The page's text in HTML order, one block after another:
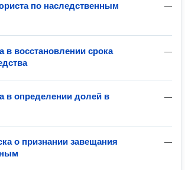
—
по наследственным
—
восстановлении срока
—
в определении долей в
—
о признании завещания